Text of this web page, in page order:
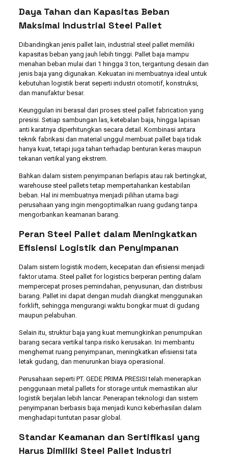
Daya Tahan dan Kapasitas Beban
Maksimal Industrial Steel Pallet
Dibandingkan jenis pallet lain, industrial steel pallet memiliki
kapasitas beban yang jauh lebih tinggi. Pallet baja mampu
menahan beban mulai dari 1 hingga 3 ton, tergantung desain dan
jenis baja yang digunakan. Kekuatan ini membuatnya ideal untuk
kebutuhan logistik berat seperti industri otomotif, konstruksi,
dan manufaktur besar.
Keunggulan ini berasal dari proses steel pallet fabrication yang
presisi. Setiap sambungan las, ketebalan baja, hingga lapisan
anti karatnya diperhitungkan secara detail. Kombinasi antara
teknik fabrikasi dan material unggul membuat pallet baja tidak
hanya kuat, tetapi juga tahan terhadap benturan keras maupun
tekanan vertikal yang ekstrem.
Bahkan dalam sistem penyimpanan berlapis atau rak bertingkat,
warehouse steel pallets tetap mempertahankan kestabilan
beban. Hal ini membuatnya menjadi pilihan utama bagi
perusahaan yang ingin mengoptimalkan ruang gudang tanpa
mengorbankan keamanan barang.
Peran Steel Pallet dalam Meningkatkan
Efisiensi Logistik dan Penyimpanan
Dalam sistem logistik modern, kecepatan dan efisiensi menjadi
faktor utama. Steel pallet for logistics berperan penting dalam
mempercepat proses pemindahan, penyusunan, dan distribusi
barang. Pallet ini dapat dengan mudah diangkat menggunakan
forklift, sehingga mengurangi waktu bongkar muat di gudang
maupun pelabuhan.
Selain itu, struktur baja yang kuat memungkinkan penumpukan
barang secara vertikal tanpa risiko kerusakan. Ini membantu
menghemat ruang penyimpanan, meningkatkan efisiensi tata
letak gudang, dan menurunkan biaya operasional.
Perusahaan seperti PT. GEDE PRIMA PRESISI telah menerapkan
penggunaan metal pallets for storage untuk memastikan alur
logistik berjalan lebih lancar. Penerapan teknologi dan sistem
penyimpanan berbasis baja menjadi kunci keberhasilan dalam
menghadapi tuntutan pasar global.
Standar Keamanan dan Sertifikasi yang
Harus Dimiliki Steel Pallet Industri